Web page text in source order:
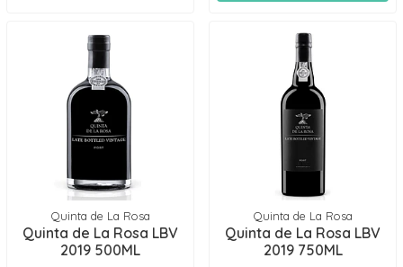
Quinta de La Rosa
Quinta de La Rosa LBV
2019 500ML
Quinta de La Rosa
Quinta de La Rosa LBV
2019 750ML